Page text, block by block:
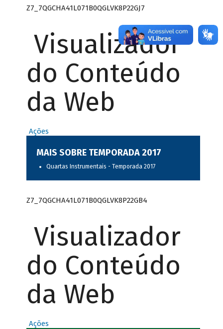
Z7_7QGCHA41L071B0QGLVK8P22GJ7
Visualizador
do Conteúdo
da Web
Ações
MAIS SOBRE TEMPORADA 2017
Quartas Instrumentais - Temporada 2017
Z7_7QGCHA41L071B0QGLVK8P22GB4
Visualizador
do Conteúdo
da Web
Ações